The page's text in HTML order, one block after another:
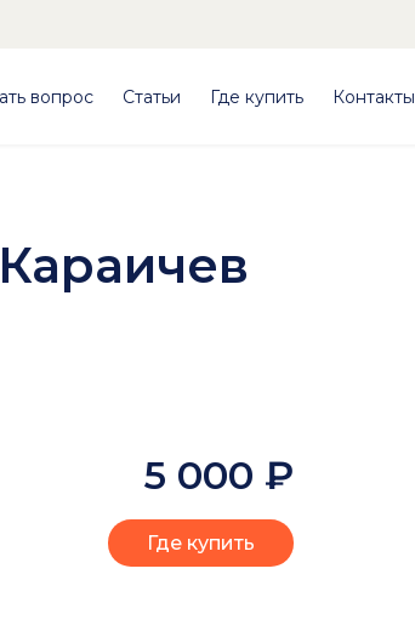
вопрос Статьи Где купить Контакты
5 000 ₽
Где купить